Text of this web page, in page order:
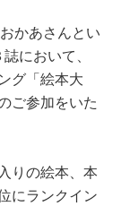
かあさんとい
において、
グ「絵本大
ご参加をいた
りの絵本、本
にランクイン